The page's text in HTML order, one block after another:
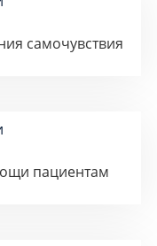
самочувствия
пациентам